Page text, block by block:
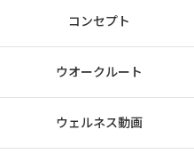
コンセプト
ウオークルート
ウェルネス動画